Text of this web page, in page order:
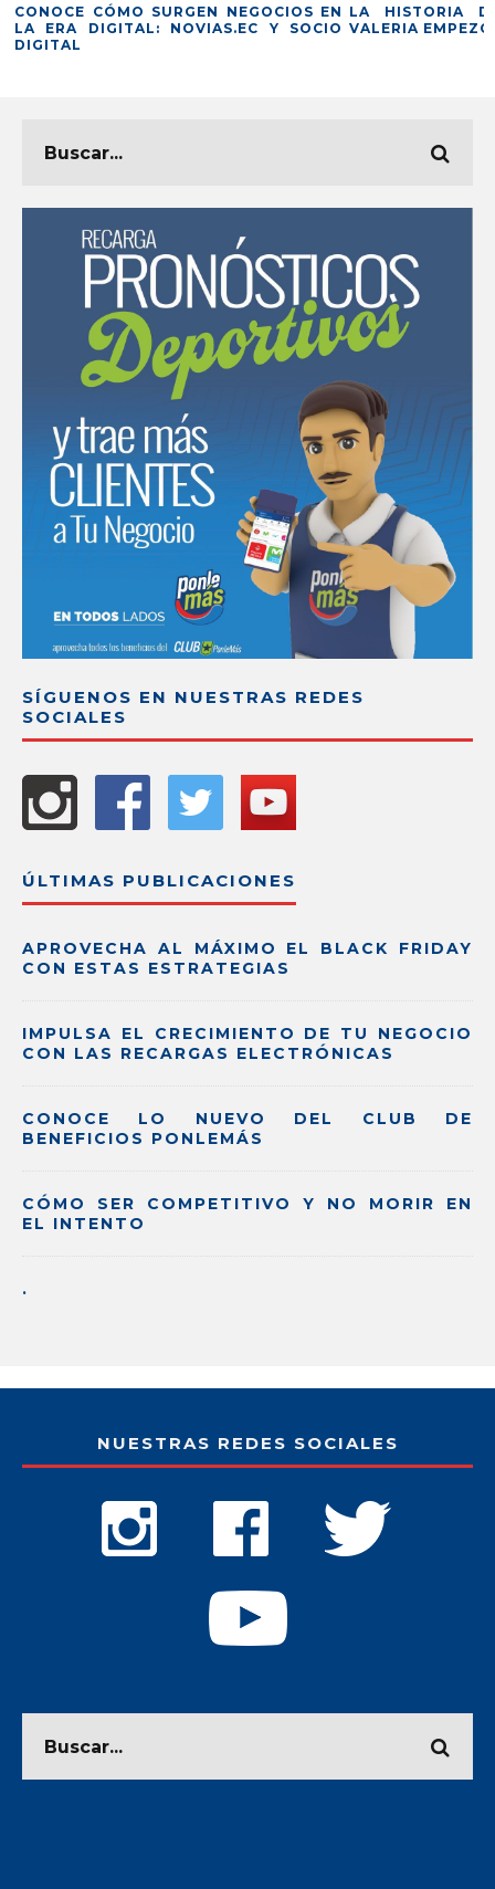
CONOCE CÓMO SURGEN NEGOCIOS EN
LA ERA DIGITAL: NOVIAS.EC Y SOCIO
DIGITAL
LA HISTORIA
VALERIA
SÍGUENOS EN NUESTRAS REDES
SOCIALES
ÚLTIMAS PUBLICACIONES
APROVECHA AL MÁXIMO EL BLACK FRIDAY
CON ESTAS ESTRATEGIAS
IMPULSA EL CRECIMIENTO DE TU NEGOCIO
CON LAS RECARGAS ELECTRÓNICAS
CONOCE LO NUEVO DEL CLUB DE
BENEFICIOS PONLEMÁS
CÓMO SER COMPETITIVO Y NO MORIR EN
EL INTENTO
.
NUESTRAS REDES SOCIALES